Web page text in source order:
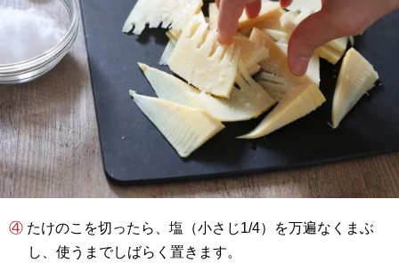
④ たけのこを切ったら、塩（小さじ1/4）を万遍なくまぶ
し、使うまでしばらく置きます。